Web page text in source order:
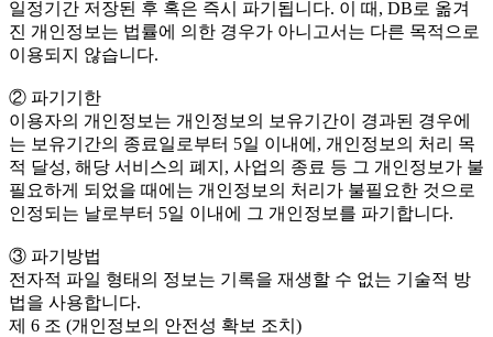
일정기간 저장된 후 혹은 즉시 파기됩니다. 이 때, DB로 옮겨
진 개인정보는 법률에 의한 경우가 아니고서는 다른 목적으로
이용되지 않습니다.
② 파기기한
이용자의 개인정보는 개인정보의 보유기간이 경과된 경우에
는 보유기간의 종료일로부터 5일 이내에, 개인정보의 처리 목
적 달성, 해당 서비스의 폐지, 사업의 종료 등 그 개인정보가 불
필요하게 되었을 때에는 개인정보의 처리가 불필요한 것으로
인정되는 날로부터 5일 이내에 그 개인정보를 파기합니다.
③ 파기방법
전자적 파일 형태의 정보는 기록을 재생할 수 없는 기술적 방
법을 사용합니다.
제 6 조 (개인정보의 안전성 확보 조치)